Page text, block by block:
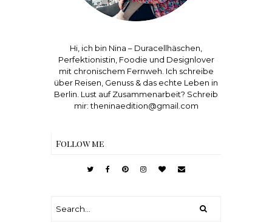
Hi, ich bin Nina – Duracellhäschen,
Perfektionistin, Foodie und Designlover
mit chronischem Fernweh. Ich schreibe
über Reisen, Genuss & das echte Leben in
Berlin. Lust auf Zusammenarbeit? Schreib
mir: theninaedition@gmail.com
Follow me